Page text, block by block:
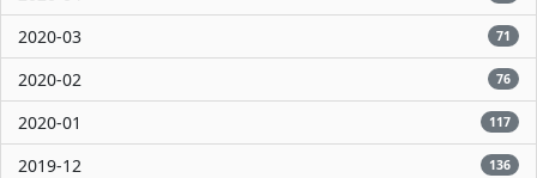
2020-03 71
2020-02 76
2020-01 117
2019-12 136